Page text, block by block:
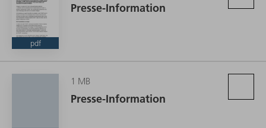
pdf
Presse-Information
1 MB
Presse-Information